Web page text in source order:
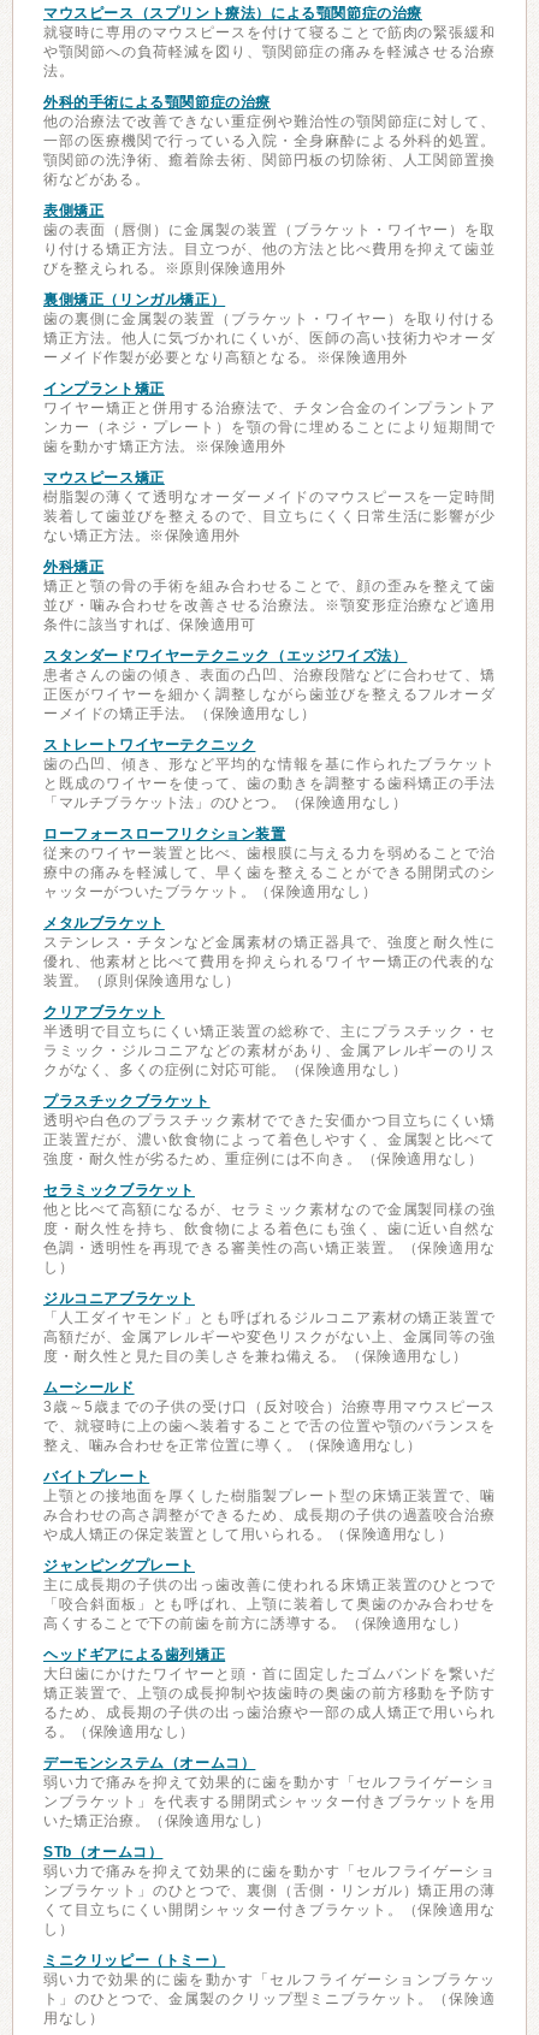
マウスピース（スプリント療法）による顎関節症の治療
就寝時に専用のマウスピースを付けて寝ることで筋肉の緊張緩和
や顎関節への負荷軽減を図り、顎関節症の痛みを軽減させる治療
法。
外科的手術による顎関節症の治療
他の治療法で改善できない重症例や難治性の顎関節症に対して、
一部の医療機関で行っている入院・全身麻酔による外科的処置。
顎関節の洗浄術、癒着除去術、関節円板の切除術、人工関節置換
術などがある。
表側矯正
歯の表面（唇側）に金属製の装置（ブラケット・ワイヤー）を取
り付ける矯正方法。目立つが、他の方法と比べ費用を抑えて歯並
びを整えられる。※原則保険適用外
裏側矯正（リンガル矯正）
歯の裏側に金属製の装置（ブラケット・ワイヤー）を取り付ける
矯正方法。他人に気づかれにくいが、医師の高い技術力やオーダ
ーメイド作製が必要となり高額となる。※保険適用外
インプラント矯正
ワイヤー矯正と併用する治療法で、チタン合金のインプラントア
ンカー（ネジ・プレート）を顎の骨に埋めることにより短期間で
歯を動かす矯正方法。※保険適用外
マウスピース矯正
樹脂製の薄くて透明なオーダーメイドのマウスピースを一定時間
装着して歯並びを整えるので、目立ちにくく日常生活に影響が少
ない矯正方法。※保険適用外
外科矯正
矯正と顎の骨の手術を組み合わせることで、顔の歪みを整えて歯
並び・噛み合わせを改善させる治療法。※顎変形症治療など適用
条件に該当すれば、保険適用可
スタンダードワイヤーテクニック（エッジワイズ法）
患者さんの歯の傾き、表面の凸凹、治療段階などに合わせて、矯
正医がワイヤーを細かく調整しながら歯並びを整えるフルオーダ
ーメイドの矯正手法。（保険適用なし）
ストレートワイヤーテクニック
歯の凸凹、傾き、形など平均的な情報を基に作られたブラケット
と既成のワイヤーを使って、歯の動きを調整する歯科矯正の手法
「マルチブラケット法」のひとつ。（保険適用なし）
ローフォースローフリクション装置
従来のワイヤー装置と比べ、歯根膜に与える力を弱めることで治
療中の痛みを軽減して、早く歯を整えることができる開閉式のシ
ャッターがついたブラケット。（保険適用なし）
メタルブラケット
ステンレス・チタンなど金属素材の矯正器具で、強度と耐久性に
優れ、他素材と比べて費用を抑えられるワイヤー矯正の代表的な
装置。（原則保険適用なし）
クリアブラケット
半透明で目立ちにくい矯正装置の総称で、主にプラスチック・セ
ラミック・ジルコニアなどの素材があり、金属アレルギーのリス
クがなく、多くの症例に対応可能。（保険適用なし）
プラスチックブラケット
透明や白色のプラスチック素材でできた安価かつ目立ちにくい矯
正装置だが、濃い飲食物によって着色しやすく、金属製と比べて
強度・耐久性が劣るため、重症例には不向き。（保険適用なし）
セラミックブラケット
他と比べて高額になるが、セラミック素材なので金属製同様の強
度・耐久性を持ち、飲食物による着色にも強く、歯に近い自然な
色調・透明性を再現できる審美性の高い矯正装置。（保険適用な
し）
ジルコニアブラケット
「人工ダイヤモンド」とも呼ばれるジルコニア素材の矯正装置で
高額だが、金属アレルギーや変色リスクがない上、金属同等の強
度・耐久性と見た目の美しさを兼ね備える。（保険適用なし）
ムーシールド
3歳～5歳までの子供の受け口（反対咬合）治療専用マウスピース
で、就寝時に上の歯へ装着することで舌の位置や顎のバランスを
整え、噛み合わせを正常位置に導く。（保険適用なし）
バイトプレート
上顎との接地面を厚くした樹脂製プレート型の床矯正装置で、噛
み合わせの高さ調整ができるため、成長期の子供の過蓋咬合治療
や成人矯正の保定装置として用いられる。（保険適用なし）
ジャンピングプレート
主に成長期の子供の出っ歯改善に使われる床矯正装置のひとつで
「咬合斜面板」とも呼ばれ、上顎に装着して奥歯のかみ合わせを
高くすることで下の前歯を前方に誘導する。（保険適用なし）
ヘッドギアによる歯列矯正
大臼歯にかけたワイヤーと頭・首に固定したゴムバンドを繋いだ
矯正装置で、上顎の成長抑制や抜歯時の奥歯の前方移動を予防す
るため、成長期の子供の出っ歯治療や一部の成人矯正で用いられ
る。（保険適用なし）
デーモンシステム（オームコ）
弱い力で痛みを抑えて効果的に歯を動かす「セルフライゲーショ
ンブラケット」を代表する開閉式シャッター付きブラケットを用
いた矯正治療。（保険適用なし）
STb（オームコ）
弱い力で痛みを抑えて効果的に歯を動かす「セルフライゲーショ
ンブラケット」のひとつで、裏側（舌側・リンガル）矯正用の薄
くて目立ちにくい開閉シャッター付きブラケット。（保険適用な
し）
ミニクリッピー（トミー）
弱い力で効果的に歯を動かす「セルフライゲーションブラケッ
ト」のひとつで、金属製のクリップ型ミニブラケット。（保険適
用なし）